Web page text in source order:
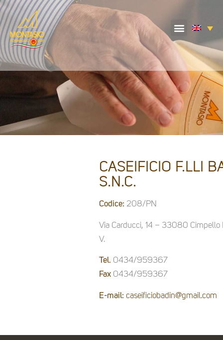
CASEIFICIO F.LLI
S.N.C.
Codice: 208/PN
Via Carducci, 14 – 33080 Cimpello
V.
Tel. 0434/959367
Fax0434/959367
E-mail: caseificiobadin@gmail.com